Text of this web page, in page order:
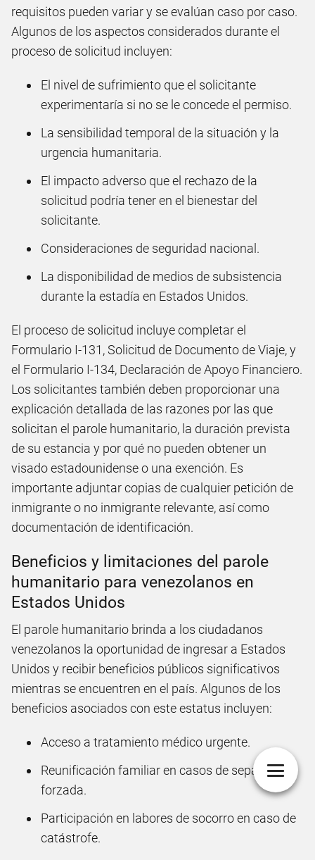
requisitos pueden variar y se evalúan caso por caso.
Algunos de los aspectos considerados durante el
proceso de solicitud incluyen:
El nivel de sufrimiento que el solicitante
experimentaría si no se le concede el permiso.
La sensibilidad temporal de la situación y la
urgencia humanitaria.
El impacto adverso que el rechazo de la
solicitud podría tener en el bienestar del
solicitante.
Consideraciones de seguridad nacional.
La disponibilidad de medios de subsistencia
durante la estadía en Estados Unidos.
El proceso de solicitud incluye completar el
Formulario I-131, Solicitud de Documento de Viaje, y
el Formulario I-134, Declaración de Apoyo Financiero.
Los solicitantes también deben proporcionar una
explicación detallada de las razones por las que
solicitan el parole humanitario, la duración prevista
de su estancia y por qué no pueden obtener un
visado estadounidense o una exención. Es
importante adjuntar copias de cualquier petición de
inmigrante o no inmigrante relevante, así como
documentación de identificación.
Beneficios y limitaciones del parole
humanitario para venezolanos en
Estados Unidos
El parole humanitario brinda a los ciudadanos
venezolanos la oportunidad de ingresar a Estados
Unidos y recibir beneficios públicos significativos
mientras se encuentren en el país. Algunos de los
beneficios asociados con este estatus incluyen:
Acceso a tratamiento médico urgente.
Reunificación familiar en casos de separación
forzada.
Participación en labores de socorro en caso de
catástrofe.